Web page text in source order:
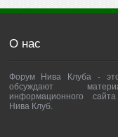
О нас
Форум Нива Клуба -
обсуждают
информационного
Нива Клуб.